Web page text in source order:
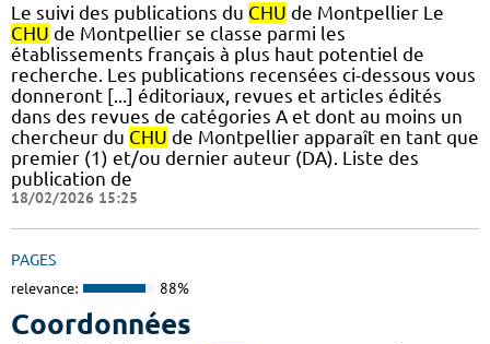
Le suivi des publications du CHU de Montpellier Le
CHU de Montpellier se classe parmi les
établissements français à plus haut potentiel de
recherche. Les publications recensées ci-dessous vous
donneront [...] éditoriaux, revues et articles édités
dans des revues de catégories A et dont au moins un
chercheur du CHU de Montpellier apparaît en tant que
premier (1) et/ou dernier auteur (DA). Liste des
publication de
18/02/2026 15:25
PAGES
relevance: 88%
Coordonnées